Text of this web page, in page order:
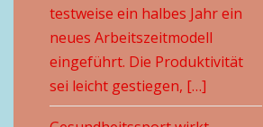
testweise ein halbes Jahr ein
neues Arbeitszeitmodell
eingeführt. Die Produktivität
sei leicht gestiegen, […]